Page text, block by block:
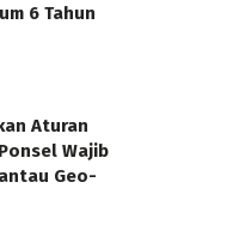
6 Tahun
Aturan
Wajib
Geo-